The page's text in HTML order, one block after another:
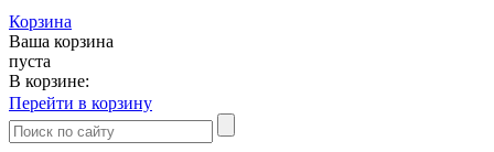
Корзина
Ваша корзина
пуста
В корзине:
Перейти в корзину